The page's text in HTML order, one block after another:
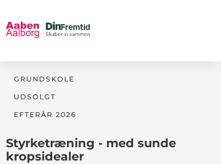
GRUNDSKOLE
UDSOLGT
EFTERÅR 2026
Styrketræning - med sunde
kropsidealer